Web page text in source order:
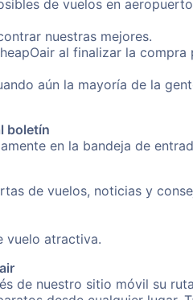
de vuelos en
nuestras mejores.
al finalizar la
aún la mayoría de la
boletín
en la bandeja de
de vuelos, noticias y
vuelo atractiva.
de nuestro sitio móvil su